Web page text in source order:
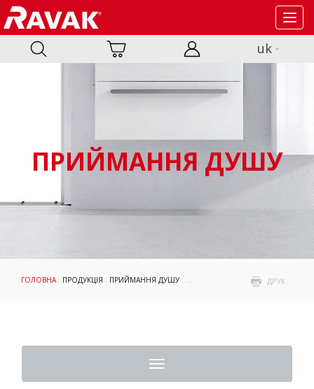
uk
ПРИЙМАННЯ ДУШУ
ДРУК
ГОЛОВНА: ПРОДУКЦІЯ : ПРИЙМАННЯ ДУШУ : ДУШОВІ КАБІНИ ТА ДВЕРІ: MATRIX
Toggle
navigation